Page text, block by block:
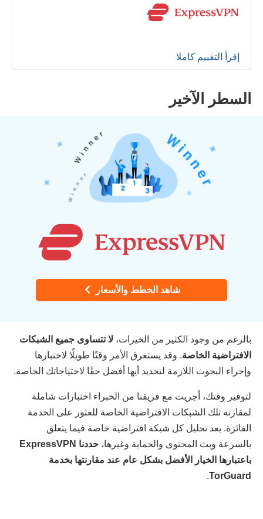
إقرأ التقييم كاملا
السطر الآخير
شاهد الخطط والأسعار
بالرغم من وجود الكثير من الخيرات، لا تتساوى جميع الشبكات
الافتراضية الخاصة. وقد يستغرق الأمر وقتًا طويلًا لاختبارها
وإجراء البحوث اللازمة لتحديد أيها أفضل حقًا لاحتياجاتك الخاصة.
لتوفير وقتك، أجريت مع فريقنا من الخبراء اختبارات شاملة
لمقارنة تلك الشبكات الافتراضية الخاصة للعثور على الخدمة
الفائزة. بعد تحليل كل شبكة افتراضية خاصة فيما يتعلق
بالسرعة وبث المحتوى والحماية وغيرها،
حددنا ExpressVPN
باعتبارها الخيار الأفضل بشكل عام عند مقارنتها بخدمة
TorGuard
.